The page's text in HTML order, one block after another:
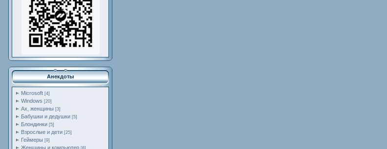
Анекдоты
Microsoft [4]
Windows [20]
Ах, женщины [3]
Бабушки и дедушки [5]
Блондинки [5]
Взрослые и дети [25]
Геймеры [9]
Женщины и компьютер [6]